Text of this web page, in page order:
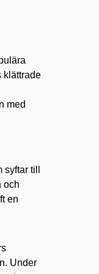
klättrade
med
till
och
en
Under